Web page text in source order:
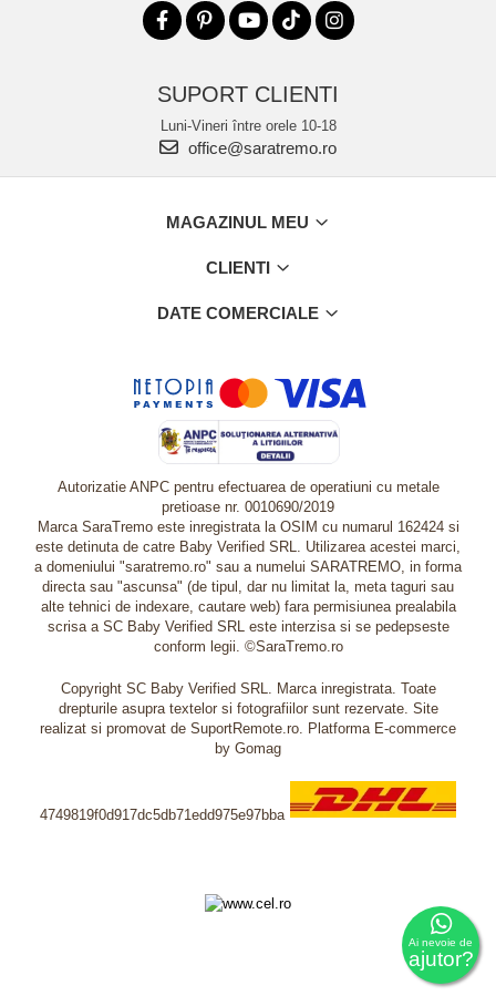
SUPORT CLIENTI
Luni-Vineri între orele 10-18
office@saratremo.ro
MAGAZINUL MEU
CLIENTI
DATE COMERCIALE
Autorizatie ANPC pentru efectuarea de operatiuni cu metale
pretioase nr. 0010690/2019
Marca SaraTremo este inregistrata la OSIM cu numarul 162424 si
este detinuta de catre Baby Verified SRL. Utilizarea acestei marci,
a domeniului "saratremo.ro" sau a numelui SARATREMO, in forma
directa sau "ascunsa" (de tipul, dar nu limitat la, meta taguri sau
alte tehnici de indexare, cautare web) fara permisiunea prealabila
scrisa a SC Baby Verified SRL este interzisa si se pedepseste
conform legii. ©SaraTremo.ro
Copyright SC Baby Verified SRL. Marca inregistrata. Toate
drepturile asupra textelor si fotografiilor sunt rezervate. Site
realizat si promovat de SuportRemote.ro. Platforma E-commerce
by Gomag
4749819f0d917dc5db71edd975e97bba
Ai nevoie de
ajutor?